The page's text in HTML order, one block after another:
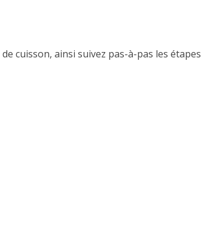
cuisson, ainsi suivez pas-à-pas les étapes